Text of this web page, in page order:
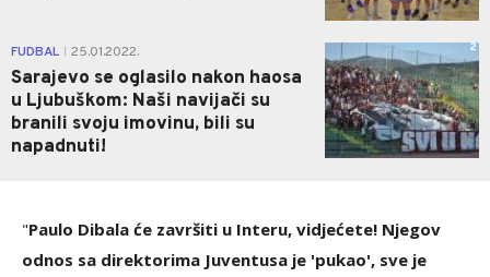
FUDBAL 25.01.2022.
Sarajevo se oglasilo nakon haosa
u Ljubuškom: Naši navijači su
branili svoju imovinu, bili su
napadnuti!
2
"Paulo Dibala će završiti u Interu, vidjećete! Njegov
odnos sa direktorima Juventusa je 'pukao', sve je